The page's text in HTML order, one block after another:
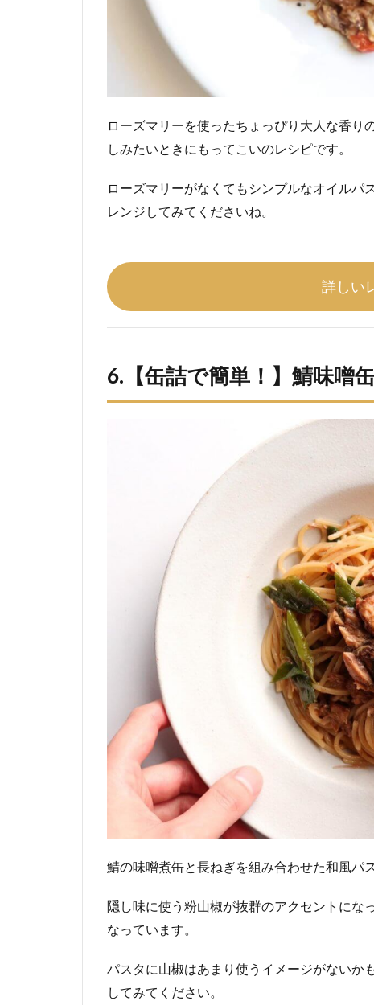
ローズマリーを使ったちょっぴり大人な香り
しみたいときにもってこいのレシピです。
ローズマリーがなくてもシンプルなオイルパ
レンジしてみてくださいね。
詳しい
6.【缶詰で簡単！】鯖味噌
鯖の味噌煮缶と長ねぎを組み合わせた和風パス
隠し味に使う粉山椒が抜群のアクセントにな
なっています。
パスタに山椒はあまり使うイメージがないか
してみてください。